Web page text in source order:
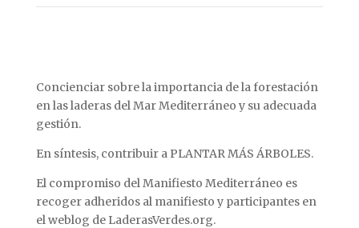
Concienciar sobre la importancia de la forestación
en las laderas del Mar Mediterráneo y su adecuada
gestión.
En síntesis, contribuir a PLANTAR MÁS ÁRBOLES.
El compromiso del Manifiesto Mediterráneo es
recoger adheridos al manifiesto y participantes en
el weblog de LaderasVerdes.org.